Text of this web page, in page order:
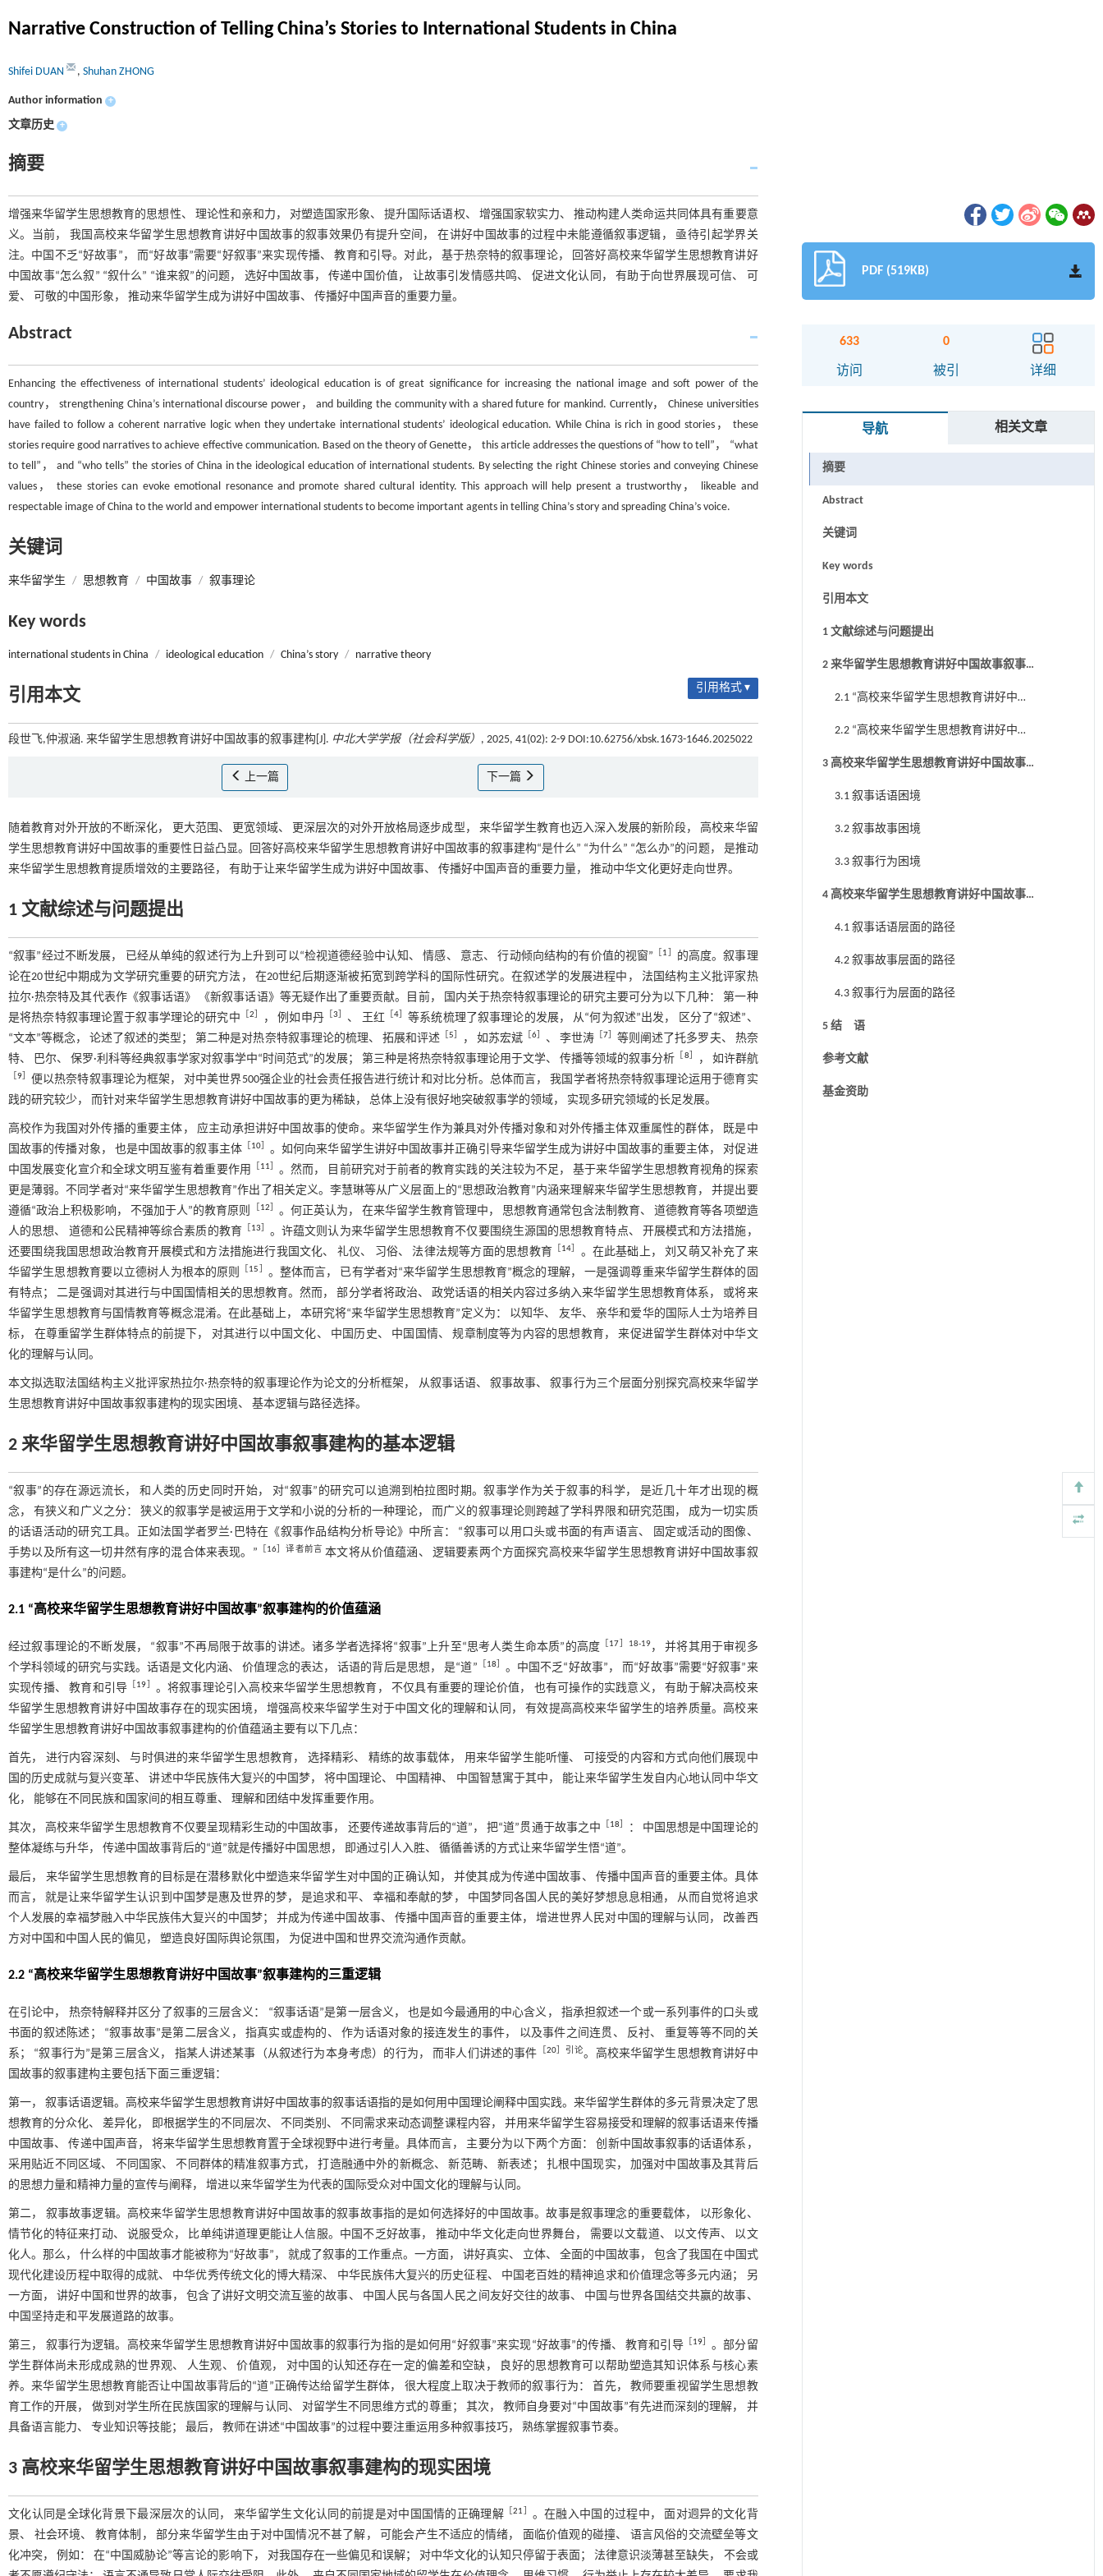
Narrative Construction of Telling China’s Stories to International Students in China
Shifei DUAN , Shuhan ZHONG
Author information +
文章历史 +
摘要
增强来华留学生思想教育的思想性、 理论性和亲和力， 对塑造国家形象、 提升国际话语权、 增强国家软实力、 推动构建人类命运共同体具有重要意
义。当前， 我国高校来华留学生思想教育讲好中国故事的叙事效果仍有提升空间， 在讲好中国故事的过程中未能遵循叙事逻辑， 亟待引起学界关
注。中国不乏“好故事”， 而“好故事”需要“好叙事”来实现传播、 教育和引导。对此， 基于热奈特的叙事理论， 回答好高校来华留学生思想教育讲好
中国故事“怎么叙” “叙什么” “谁来叙”的问题， 选好中国故事， 传递中国价值， 让故事引发情感共鸣、 促进文化认同， 有助于向世界展现可信、 可
爱、 可敬的中国形象， 推动来华留学生成为讲好中国故事、 传播好中国声音的重要力量。
Abstract
Enhancing the effectiveness of international students’ ideological education is of great significance for increasing the national image and soft power of the
country， strengthening China’s international discourse power， and building the community with a shared future for mankind. Currently， Chinese universities
have failed to follow a coherent narrative logic when they undertake international students’ ideological education. While China is rich in good stories， these
stories require good narratives to achieve effective communication. Based on the theory of Genette， this article addresses the questions of “how to tell”， “what
to tell”， and “who tells” the stories of China in the ideological education of international students. By selecting the right Chinese stories and conveying Chinese
values， these stories can evoke emotional resonance and promote shared cultural identity. This approach will help present a trustworthy， likeable and
respectable image of China to the world and empower international students to become important agents in telling China’s story and spreading China’s voice.
关键词
来华留学生 / 思想教育 / 中国故事 / 叙事理论
Key words
international students in China / ideological education / China’s story / narrative theory
引用本文 引用格式 ▾
段世飞,仲淑涵. 来华留学生思想教育讲好中国故事的叙事建构[J]. 中北大学学报（社会科学版） , 2025, 41(02): 2-9 DOI:10.62756/xbsk.1673-1646.2025022
上一篇 下一篇
随着教育对外开放的不断深化， 更大范围、 更宽领域、 更深层次的对外开放格局逐步成型， 来华留学生教育也迈入深入发展的新阶段， 高校来华留
学生思想教育讲好中国故事的重要性日益凸显。回答好高校来华留学生思想教育讲好中国故事的叙事建构“是什么” “为什么” “怎么办”的问题， 是推动
来华留学生思想教育提质增效的主要路径， 有助于让来华留学生成为讲好中国故事、 传播好中国声音的重要力量， 推动中华文化更好走向世界。
1 文献综述与问题提出
“叙事”经过不断发展， 已经从单纯的叙述行为上升到可以“检视道德经验中认知、 情感、 意志、 行动倾向结构的有价值的视窗” 1
的高度。叙事理
论在20世纪中期成为文学研究重要的研究方法， 在20世纪后期逐渐被拓宽到跨学科的国际性研究。在叙述学的发展进程中， 法国结构主义批评家热
拉尔·热奈特及其代表作《叙事话语》 《新叙事话语》等无疑作出了重要贡献。目前， 国内关于热奈特叙事理论的研究主要可分为以下几种： 第一种
是将热奈特叙事理论置于叙事学理论的研究中
2 ， 例如申丹 3 、 王红 4］等系统梳理了叙事理论的发展， 从“何为叙述”出发， 区分了“叙述”、
“文本”等概念， 论述了叙述的类型； 第二种是对热奈特叙事理论的梳理、 拓展和评述［ 5 ， 如苏宏斌 ［6 、 李世涛 ［7 ］等则阐述了托多罗夫、 热奈
特、 巴尔、 保罗·利科等经典叙事学家对叙事学中“时间范式”的发展； 第三种是将热奈特叙事理论用于文学、 传播等领域的叙事分析
8 ， 如许群航
［9 ］便以热奈特叙事理论为框架， 对中美世界500强企业的社会责任报告进行统计和对比分析。总体而言， 我国学者将热奈特叙事理论运用于德育实
践的研究较少， 而针对来华留学生思想教育讲好中国故事的更为稀缺， 总体上没有很好地突破叙事学的领域， 实现多研究领域的长足发展。
高校作为我国对外传播的重要主体， 应主动承担讲好中国故事的使命。来华留学生作为兼具对外传播对象和对外传播主体双重属性的群体， 既是中
国故事的传播对象， 也是中国故事的叙事主体［ 10］ 。如何向来华留学生讲好中国故事并正确引导来华留学生成为讲好中国故事的重要主体， 对促进
中国发展变化宣介和全球文明互鉴有着重要作用
11
。然而， 目前研究对于前者的教育实践的关注较为不足， 基于来华留学生思想教育视角的探索
更是薄弱。不同学者对“来华留学生思想教育”作出了相关定义。李慧琳等从广义层面上的“思想政治教育”内涵来理解来华留学生思想教育， 并提出要
遵循“政治上积极影响， 不强加于人”的教育原则
12
。何正英认为， 在来华留学生教育管理中， 思想教育通常包含法制教育、 道德教育等各项塑造
人的思想、 道德和公民精神等综合素质的教育［ 13
。许蕴文则认为来华留学生思想教育不仅要围绕生源国的思想教育特点、 开展模式和方法措施，
还要围绕我国思想政治教育开展模式和方法措施进行我国文化、 礼仪、 习俗、 法律法规等方面的思想教育［ 14
。在此基础上， 刘又萌又补充了来
华留学生思想教育要以立德树人为根本的原则
15
。整体而言， 已有学者对“来华留学生思想教育”概念的理解， 一是强调尊重来华留学生群体的固
有特点； 二是强调对其进行与中国国情相关的思想教育。然而， 部分学者将政治、 政党话语的相关内容过多纳入来华留学生思想教育体系， 或将来
华留学生思想教育与国情教育等概念混淆。在此基础上， 本研究将“来华留学生思想教育”定义为： 以知华、 友华、 亲华和爱华的国际人士为培养目
标， 在尊重留学生群体特点的前提下， 对其进行以中国文化、 中国历史、 中国国情、 规章制度等为内容的思想教育， 来促进留学生群体对中华文
化的理解与认同。
本文拟选取法国结构主义批评家热拉尔·热奈特的叙事理论作为论文的分析框架， 从叙事话语、 叙事故事、 叙事行为三个层面分别探究高校来华留学
生思想教育讲好中国故事叙事建构的现实困境、 基本逻辑与路径选择。
2 来华留学生思想教育讲好中国故事叙事建构的基本逻辑
“叙事”的存在源远流长， 和人类的历史同时开始， 对“叙事”的研究可以追溯到柏拉图时期。叙事学作为关于叙事的科学， 是近几十年才出现的概
念， 有狭义和广义之分： 狭义的叙事学是被运用于文学和小说的分析的一种理论， 而广义的叙事理论则跨越了学科界限和研究范围， 成为一切实质
的话语活动的研究工具。正如法国学者罗兰·巴特在《叙事作品结构分析导论》中所言： “叙事可以用口头或书面的有声语言、 固定或活动的图像、
手势以及所有这一切井然有序的混合体来表现。”
16］译者前言 本文将从价值蕴涵、 逻辑要素两个方面探究高校来华留学生思想教育讲好中国故事叙
事建构“是什么”的问题。
2.1 “高校来华留学生思想教育讲好中国故事”叙事建构的价值蕴涵
经过叙事理论的不断发展， “叙事”不再局限于故事的讲述。诸多学者选择将“叙事”上升至“思考人类生命本质”的高度 17 ］18-19 ， 并将其用于审视多
个学科领域的研究与实践。话语是文化内涵、 价值理念的表达， 话语的背后是思想， 是“道”
18
。中国不乏“好故事”， 而“好故事”需要“好叙事”来
实现传播、 教育和引导
19
。将叙事理论引入高校来华留学生思想教育， 不仅具有重要的理论价值， 也有可操作的实践意义， 有助于解决高校来
华留学生思想教育讲好中国故事存在的现实困境， 增强高校来华留学生对于中国文化的理解和认同， 有效提高高校来华留学生的培养质量。高校来
华留学生思想教育讲好中国故事叙事建构的价值蕴涵主要有以下几点：
首先， 进行内容深刻、 与时俱进的来华留学生思想教育， 选择精彩、 精练的故事载体， 用来华留学生能听懂、 可接受的内容和方式向他们展现中
国的历史成就与复兴变革、 讲述中华民族伟大复兴的中国梦， 将中国理论、 中国精神、 中国智慧寓于其中， 能让来华留学生发自内心地认同中华文
化， 能够在不同民族和国家间的相互尊重、 理解和团结中发挥重要作用。
其次， 高校来华留学生思想教育不仅要呈现精彩生动的中国故事， 还要传递故事背后的“道”， 把“道”贯通于故事之中 18
： 中国思想是中国理论的
整体凝练与升华， 传递中国故事背后的“道”就是传播好中国思想， 即通过引人入胜、 循循善诱的方式让来华留学生悟“道”。
最后， 来华留学生思想教育的目标是在潜移默化中塑造来华留学生对中国的正确认知， 并使其成为传递中国故事、 传播中国声音的重要主体。具体
而言， 就是让来华留学生认识到中国梦是惠及世界的梦， 是追求和平、 幸福和奉献的梦， 中国梦同各国人民的美好梦想息息相通， 从而自觉将追求
个人发展的幸福梦融入中华民族伟大复兴的中国梦； 并成为传递中国故事、 传播中国声音的重要主体， 增进世界人民对中国的理解与认同， 改善西
方对中国和中国人民的偏见， 塑造良好国际舆论氛围， 为促进中国和世界交流沟通作贡献。
2.2 “高校来华留学生思想教育讲好中国故事”叙事建构的三重逻辑
在引论中， 热奈特解释并区分了叙事的三层含义： “叙事话语”是第一层含义， 也是如今最通用的中心含义， 指承担叙述一个或一系列事件的口头或
书面的叙述陈述； “叙事故事”是第二层含义， 指真实或虚构的、 作为话语对象的接连发生的事件， 以及事件之间连贯、 反衬、 重复等等不同的关
系； “叙事行为”是第三层含义， 指某人讲述某事（从叙述行为本身考虑）的行为， 而非人们讲述的事件
20］引论。高校来华留学生思想教育讲好中
国故事的叙事建构主要包括下面三重逻辑：
第一， 叙事话语逻辑。高校来华留学生思想教育讲好中国故事的叙事话语指的是如何用中国理论阐释中国实践。来华留学生群体的多元背景决定了思
想教育的分众化、 差异化， 即根据学生的不同层次、 不同类别、 不同需求来动态调整课程内容， 并用来华留学生容易接受和理解的叙事话语来传播
中国故事、 传递中国声音， 将来华留学生思想教育置于全球视野中进行考量。具体而言， 主要分为以下两个方面： 创新中国故事叙事的话语体系，
采用贴近不同区域、 不同国家、 不同群体的精准叙事方式， 打造融通中外的新概念、 新范畴、 新表述； 扎根中国现实， 加强对中国故事及其背后
的思想力量和精神力量的宣传与阐释， 增进以来华留学生为代表的国际受众对中国文化的理解与认同。
第二， 叙事故事逻辑。高校来华留学生思想教育讲好中国故事的叙事故事指的是如何选择好的中国故事。故事是叙事理念的重要载体， 以形象化、
情节化的特征来打动、 说服受众， 比单纯讲道理更能让人信服。中国不乏好故事， 推动中华文化走向世界舞台， 需要以文载道、 以文传声、 以文
化人。那么， 什么样的中国故事才能被称为“好故事”， 就成了叙事的工作重点。一方面， 讲好真实、 立体、 全面的中国故事， 包含了我国在中国式
现代化建设历程中取得的成就、 中华优秀传统文化的博大精深、 中华民族伟大复兴的历史征程、 中国老百姓的精神追求和价值理念等多元内涵； 另
一方面， 讲好中国和世界的故事， 包含了讲好文明交流互鉴的故事、 中国人民与各国人民之间友好交往的故事、 中国与世界各国结交共赢的故事、
中国坚持走和平发展道路的故事。
第三， 叙事行为逻辑。高校来华留学生思想教育讲好中国故事的叙事行为指的是如何用“好叙事”来实现“好故事”的传播、 教育和引导 19］ 。部分留
学生群体尚未形成成熟的世界观、 人生观、 价值观， 对中国的认知还存在一定的偏差和空缺， 良好的思想教育可以帮助塑造其知识体系与核心素
养。来华留学生思想教育能否让中国故事背后的“道”正确传达给留学生群体， 很大程度上取决于教师的叙事行为： 首先， 教师要重视留学生思想教
育工作的开展， 做到对学生所在民族国家的理解与认同、 对留学生不同思维方式的尊重； 其次， 教师自身要对“中国故事”有先进而深刻的理解， 并
具备语言能力、 专业知识等技能； 最后， 教师在讲述“中国故事”的过程中要注重运用多种叙事技巧， 熟练掌握叙事节奏。
3 高校来华留学生思想教育讲好中国故事叙事建构的现实困境
文化认同是全球化背景下最深层次的认同， 来华留学生文化认同的前提是对中国国情的正确理解 ［21
。在融入中国的过程中， 面对迥异的文化背
景、 社会环境、 教育体制， 部分来华留学生由于对中国情况不甚了解， 可能会产生不适应的情绪， 面临价值观的碰撞、 语言风俗的交流壁垒等文
化冲突， 例如： 在“中国威胁论”等言论的影响下， 对我国存在一些偏见和误解； 对中华文化的认知只停留于表面； 法律意识淡薄甚至缺失， 不会或
PDF (519KB)
633
访问
0
被引 详细
导航 相关文章
摘要
Abstract
关键词
Key words
引用本文
1 文献综述与问题提出
2 来华留学生思想教育讲好中国故事叙事
建构的基本逻辑
2.1 “高校来华留学生思想教育讲好中国
故事”叙事建构的价值蕴涵
2.2 “高校来华留学生思想教育讲好中国
故事”叙事建构的三重逻辑
3 高校来华留学生思想教育讲好中国故事
叙事建构的现实困境
3.1 叙事话语困境
3.2 叙事故事困境
3.3 叙事行为困境
4 高校来华留学生思想教育讲好中国故事
叙事建构的路径选择
4.1 叙事话语层面的路径
4.2 叙事故事层面的路径
4.3 叙事行为层面的路径
5 结 语
参考文献
基金资助